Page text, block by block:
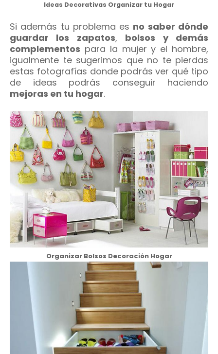
Ideas Decorativas Organizar tu Hogar
Si además tu problema es no saber dónde
guardar los zapatos, bolsos y demás
complementos para la mujer y el hombre,
igualmente te sugerimos que no te pierdas
estas fotografías donde podrás ver qué tipo
de ideas podrás conseguir haciendo
mejoras en tu hogar.
Organizar Bolsos Decoración Hogar